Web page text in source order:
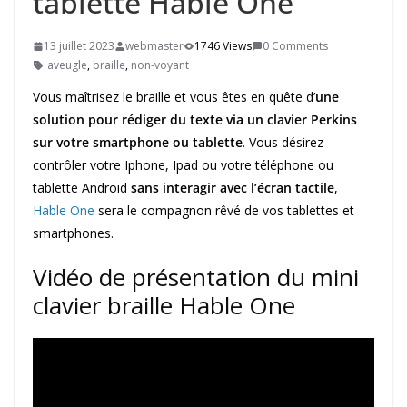
13 juillet 2023 webmaster 1746 Views
0 Comments
aveugle, braille, non-voyant
Vous maîtrisez le braille et vous êtes en quête d’une
solution pour rédiger du texte via un clavier Perkins
sur votre smartphone ou tablette. Vous désirez
contrôler votre Iphone, Ipad ou votre téléphone ou
tablette Android sans interagir avec l’écran tactile,
Hable One sera le compagnon rêvé de vos tablettes et
smartphones.
Vidéo de présentation du mini
clavier braille Hable One